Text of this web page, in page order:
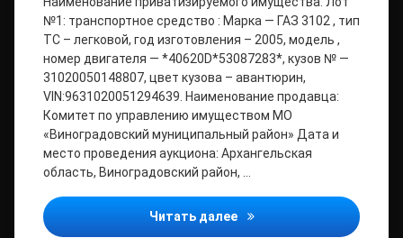
№1: транспортное средство : Марка — ГАЗ 3102 , тип
ТС – легковой, год изготовления – 2005, модель ,
номер двигателя — *40620D*53087283*, кузов № —
31020050148807, цвет кузова – авантюрин,
VIN:9631020051294639. Наименование продавца:
Комитет по управлению имуществом МО
«Виноградовский муниципальный район» Дата и
место проведения аукциона: Архангельская
область, Виноградовский район, …
Читать далее Комитет по управлению